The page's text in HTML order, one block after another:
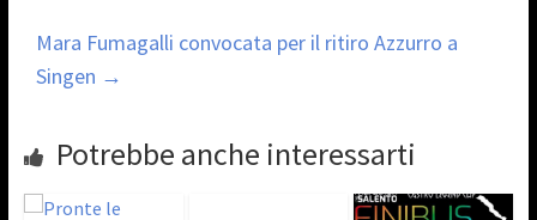
Mara Fumagalli convocata per il ritiro Azzurro a
Singen →
Potrebbe anche interessarti